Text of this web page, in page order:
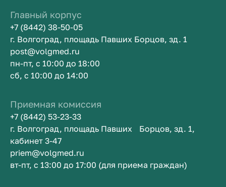
Главный корпус
+7 (8442) 38-50-05
г. Волгоград, площадь Павших Борцов, зд. 1
post@volgmed.ru
пн-пт, с 10:00 до 18:00
сб, с 10:00 до 14:00
Приемная комиссия
+7 (8442) 53-23-33
г. Волгоград, площадь Павших Борцов, зд. 1,
кабинет 3-47
priem@volgmed.ru
вт-пт, с 13:00 до 17:00 (для приема граждан)